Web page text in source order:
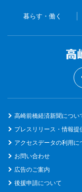
暮らす・働く
高崎前橋経済新聞につい
プレスリリース・情報提
アクセスデータの利用に
お問い合わせ
広告のご案内
後援申請について